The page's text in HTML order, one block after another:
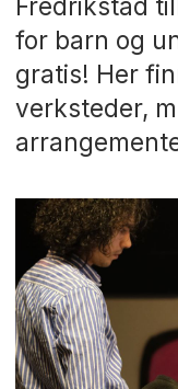
Fredrikstad
for barn og
gratis! Her
verksteder,